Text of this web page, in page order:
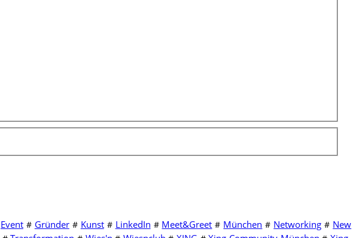
Event# Gründer# Kunst# LinkedIn # Meet&Greet # München # Networking # New